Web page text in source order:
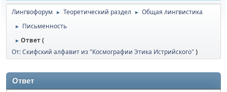
Лингвофорум ► Теоретический раздел ► Общая лингвистика
► Письменность
► Ответ (
От: Скифский алфавит из "Космографии Этика Истрийского")
Ответ